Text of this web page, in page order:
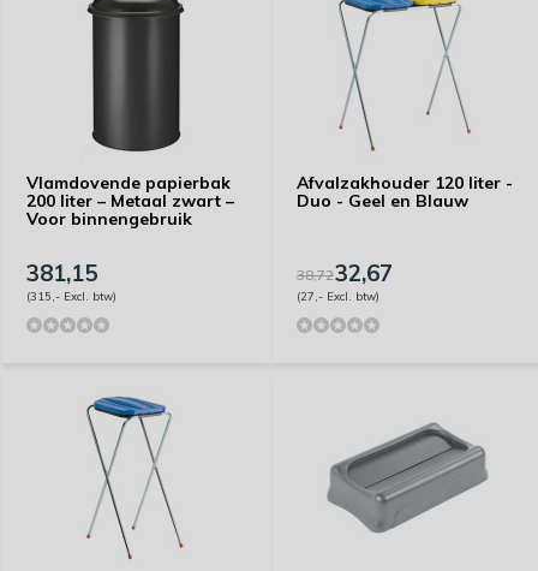
Vlamdovende papierbak
200 liter – Metaal zwart –
Voor binnengebruik
381,15
(315,- Excl. btw)
Afvalzakhouder 120 liter -
Duo - Geel en Blauw
38,7232,67
(27,- Excl. btw)